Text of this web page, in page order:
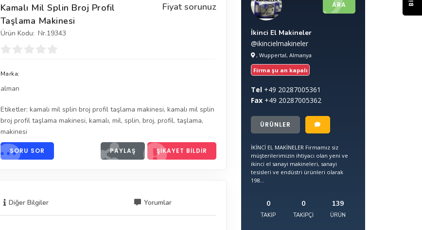
Fiyat sorunuz
Kamalı Mil Splin Broj Profil
Taşlama Makinesi
Ürün Kodu: Nr.19343
Marka:
alman
Etiketler: kamalı mil splin broj profil taşlama makinesi, kamalı mil splin
broj profil taşlama makinesi, kamalı, mil, splin, broj, profil, taşlama,
makinesi
SORU SOR PAYLAŞ ŞIKAYET BILDIR
Diğer Bilgiler Yorumlar
ARA
İkinci El Makineler
@ikincielmakineler
, Wuppertal, Almanya
Firma şu an kapalı
Tel +49 20287005361
Fax +49 20287005362
ÜRÜNLER
İKİNCİ EL MAKİNELER Firmamız siz
müşterilerimizin ihtiyacı olan yeni ve
ikinci el sanayi makineleri, sanayi
tesisleri ve endüstri ürünleri olarak
198...
0
TAKIP
0
TAKIPÇI
139
ÜRÜN